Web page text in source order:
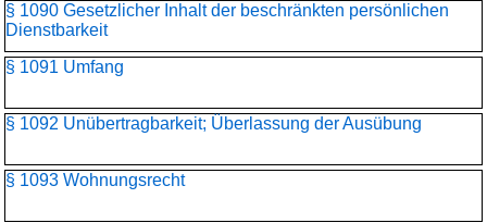
§ 1090 Gesetzlicher Inhalt der beschränkten persönlichen
Dienstbarkeit
§ 1091 Umfang
§ 1092 Unübertragbarkeit; Überlassung der Ausübung
§ 1093 Wohnungsrecht